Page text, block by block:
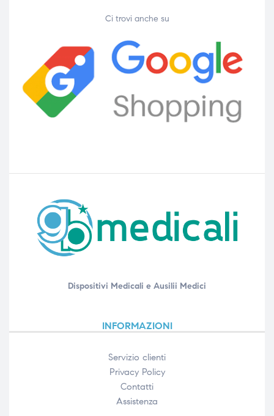
Ci trovi anche su
Dispositivi Medicali e Ausilii Medici
INFORMAZIONI
Servizio clienti
Privacy Policy
Contatti
Assistenza